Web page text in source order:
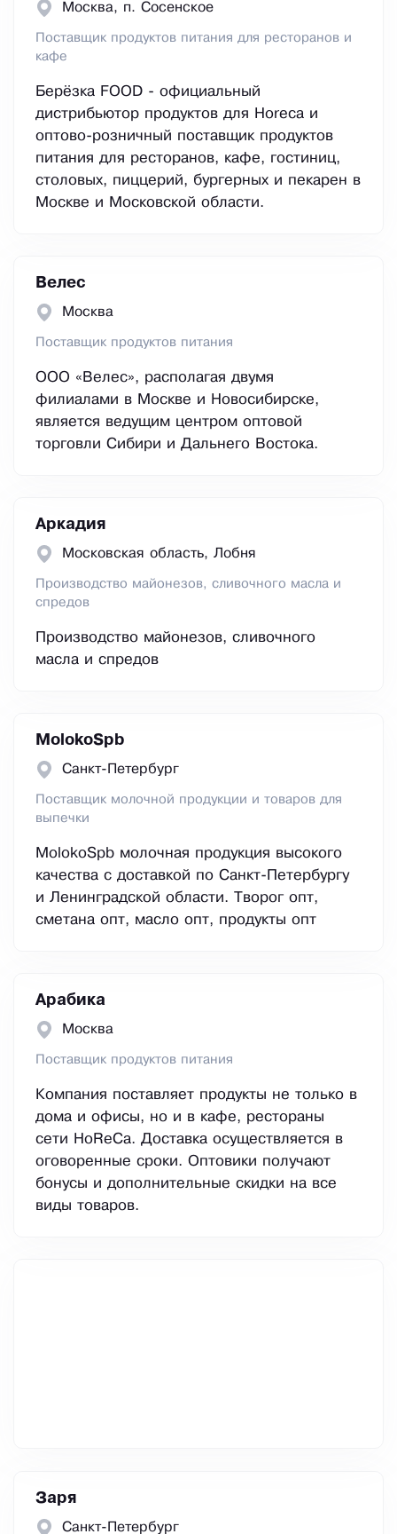
Москва, п. Сосенское
Поставщик продуктов питания для ресторанов и
кафе
Берёзка FOOD - официальный
дистрибьютор продуктов для Horeca и
оптово-розничный поставщик продуктов
питания для ресторанов, кафе, гостиниц,
столовых, пиццерий, бургерных и пекарен в
Москве и Московской области.
Велес
Москва
Поставщик продуктов питания
ООО «Велес», располагая двумя
филиалами в Москве и Новосибирске,
является ведущим центром оптовой
торговли Сибири и Дальнего Востока.
Аркадия
Московская область, Лобня
Производство майонезов, сливочного масла и
спредов
Производство майонезов, сливочного
масла и спредов
MolokoSpb
Санкт-Петербург
Поставщик молочной продукции и товаров для
выпечки
MolokoSpb молочная продукция высокого
качества с доставкой по Санкт-Петербургу
и Ленинградской области. Творог опт,
сметана опт, масло опт, продукты опт
Арабика
Москва
Поставщик продуктов питания
Компания поставляет продукты не только в
дома и офисы, но и в кафе, рестораны
сети HoReCa. Доставка осуществляется в
оговоренные сроки. Оптовики получают
бонусы и дополнительные скидки на все
виды товаров.
Заря
Санкт-Петербург